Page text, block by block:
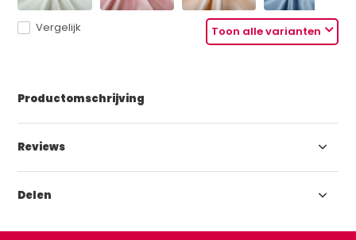
Toon alle varianten
Vergelijk
Productomschrijving
Reviews
Delen